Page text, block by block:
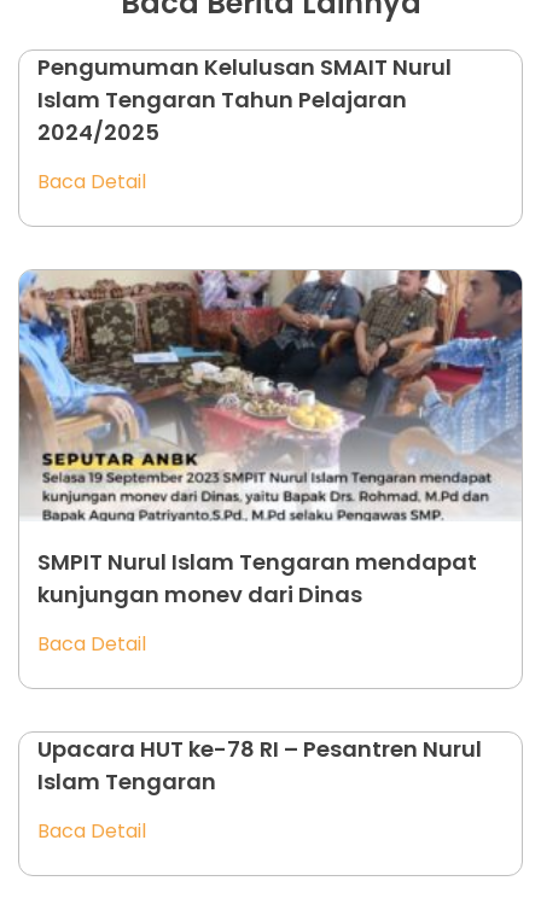
Pengumuman Kelulusan SMAIT Nurul
Islam Tengaran Tahun Pelajaran
2024/2025
Baca Detail
SMPIT Nurul Islam Tengaran mendapat
kunjungan monev dari Dinas
Baca Detail
Upacara HUT ke-78 RI – Pesantren Nurul
Islam Tengaran
Baca Detail